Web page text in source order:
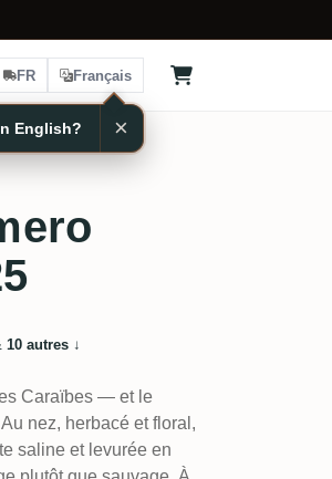
FR Français
10 autres↓
Caraïbes — et le
nez, herbacé et floral,
saline et levurée en
English? ×